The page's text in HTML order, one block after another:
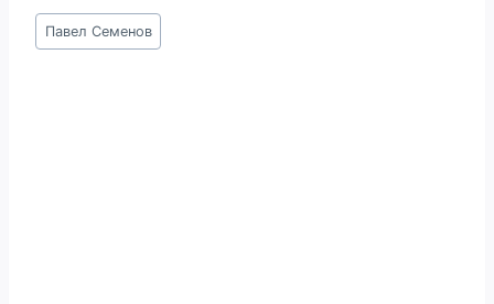
Метки
записи:
Павел Семенов